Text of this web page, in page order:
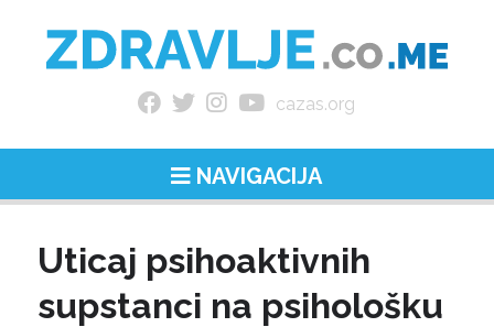
cazas.org
NAVIGACIJA
Uticaj psihoaktivnih
supstanci na psihološku